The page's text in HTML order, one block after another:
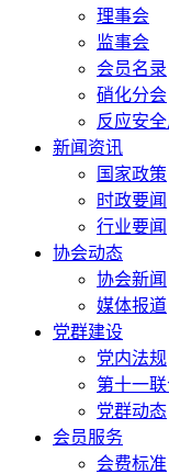
理事会
监事会
会员名录
硝化分会
反应安
新闻资讯
国家政策
时政要闻
行业要闻
协会动态
协会新闻
媒体报道
党群建设
党内法规
第十一
党群动态
会员服务
会费标准